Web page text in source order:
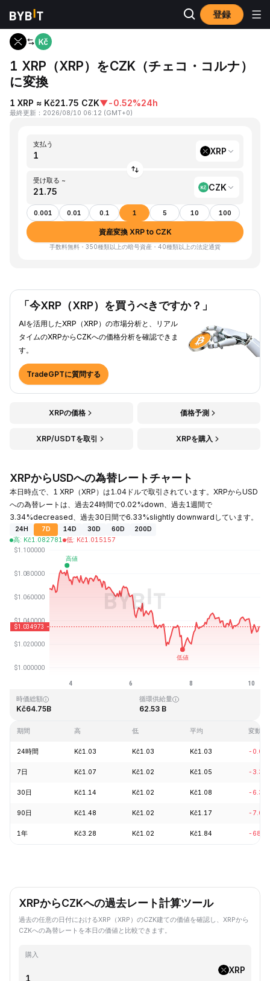
登録
ホーム XRP to CZK
1 XRP（XRP）をCZK（チェコ・コルナ）
に変換
1 XRP ≈ Kč21.75 CZK▼-0.52%24h
最終更新 ： 2026/08/10 06:12 (GMT+0)
支払う
XRP
受け取る ~
CZK
0.001 0.01 0.1 1 5 10 100
資産変換 XRP to CZK
手数料無料・350種類以上の暗号資産・40種類以上の法定通貨
「今XRP（XRP）を買うべきですか？」
AIを活用したXRP（XRP）の市場分析と、リアル
タイムのXRPからCZKへの価格分析を確認できま
す。
TradeGPTに質問する
XRPの価格 価格予測
XRP/USDTを取引 XRPを購入
XRPからUSDへの為替レートチャート
本日時点で、1 XRP（XRP）は1.04ドルで取引されています。XRPからUSD
への為替レートは、過去24時間で0.02%down、過去1週間で
3.34%decreased、過去30日間で6.33%slightly downwardしています。
24H 7D 14D 30D 60D
200D
高: Kč1.082781 低: Kč1.015157
過去最高値
時価総額
Kč64.75B
循環供給量
62.53 B
期間 高 低 平均 変動
24時間 Kč1.03 Kč1.03 Kč1.03 -
7日 Kč1.07 Kč1.02 Kč1.05 -
30日 Kč1.14 Kč1.02 Kč1.08 -
90日 Kč1.48 Kč1.02 Kč1.17 -
1年 Kč3.28 Kč1.02 Kč1.84 -
XRPからCZKへの過去レート計算ツール
過去の任意の日付におけるXRP（XRP）のCZK建ての価値を確認し、XRPから
CZKへの為替レートを本日の価値と比較できます。
購入
XRP